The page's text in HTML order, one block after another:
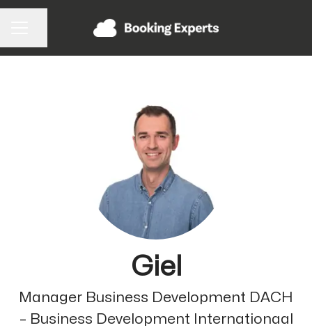
CARRIÈREMENU
Giel
Manager Business Development DACH
– Business Development Internationaal